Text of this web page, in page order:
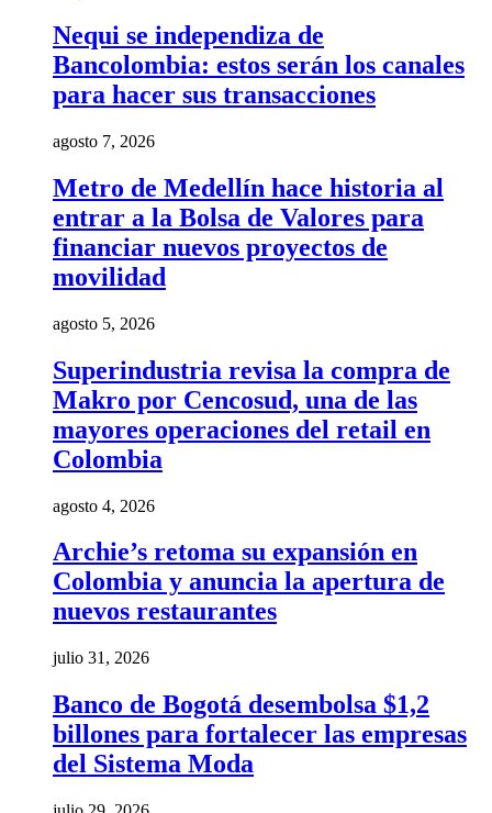
Nequi se independiza de
Bancolombia: estos serán los canales
para hacer sus transacciones
agosto 7, 2026
Metro de Medellín hace historia al
entrar a la Bolsa de Valores para
financiar nuevos proyectos de
movilidad
agosto 5, 2026
Superindustria revisa la compra de
Makro por Cencosud, una de las
mayores operaciones del retail en
Colombia
agosto 4, 2026
Archie’s retoma su expansión en
Colombia y anuncia la apertura de
nuevos restaurantes
julio 31, 2026
Banco de Bogotá desembolsa $1,2
billones para fortalecer las empresas
del Sistema Moda